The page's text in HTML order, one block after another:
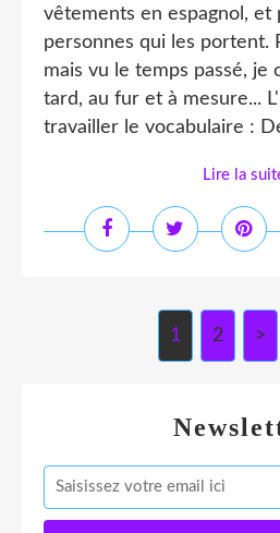
vêtements en espagnol, et
personnes qui les portent.
mais vu le temps passé, je
tard, au fur et à mesure...
travailler le vocabulaire :
Lire la
1 2 >